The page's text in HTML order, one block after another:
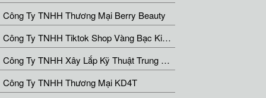
Công Ty TNHH Thương Mại Berry Beauty
Công Ty TNHH Tiktok Shop Vàng Bạc Kim Minh Châu
Công Ty TNHH Xây Lắp Kỹ Thuật Trung Đức
Công Ty TNHH Thương Mại KD4T